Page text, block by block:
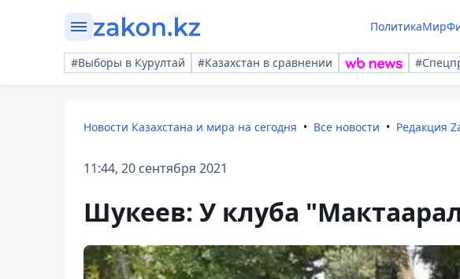
ПолитикаМир
#Выборы в Курултай #Казахстан в сравнении
Новости Казахстана и мира на сегодня Все новости Редакция
11:44, 20 сентября 2021
Шукеев: У клуба